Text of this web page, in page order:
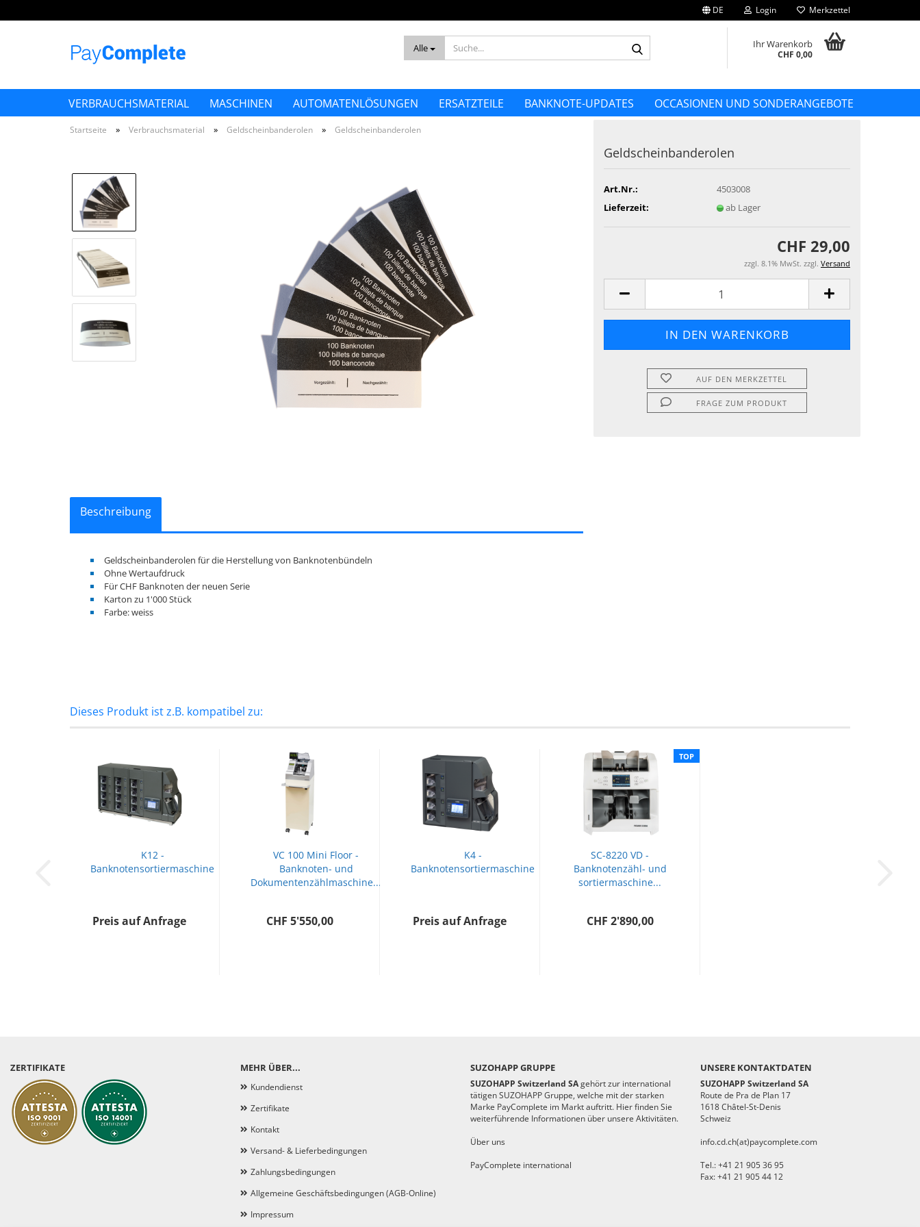
DE Login Merkzettel
Alle Ihr Warenkorb
CHF 0,00
VERBRAUCHSMATERIAL MASCHINEN AUTOMATENLÖSUNGEN ERSATZTEILE BANKNOTE-UPDATES OCCASIONEN UND SONDERANGEBOTE
Startseite » Verbrauchsmaterial » Geldscheinbanderolen » Geldscheinbanderolen
Geldscheinbanderolen
Art.Nr.:
4503008
Lieferzeit:
ab Lager
CHF 29,00
zzgl. 8.1% MwSt. zzgl. Versand
AUF DEN MERKZETTEL
FRAGE ZUM PRODUKT
Beschreibung
Geldscheinbanderolen für die Herstellung von Banknotenbündeln
Ohne Wertaufdruck
Für CHF Banknoten der neuen Serie
Karton zu 1'000 Stück
Farbe: weiss
Dieses Produkt ist z.B. kompatibel zu:
K12 -
Banknotensortiermaschine
Preis auf Anfrage
VC 100 Mini Floor -
Banknoten- und
Dokumentenzählmaschine...
CHF 5'550,00
K4 -
Banknotensortiermaschine
Preis auf Anfrage
TOP
SC-8220 VD -
Banknotenzähl- und
sortiermaschine...
CHF 2'890,00
MEHR ÜBER...
Kundendienst
Zertifikate
Kontakt
Versand- & Lieferbedingungen
Zahlungsbedingungen
Allgemeine Geschäftsbedingungen (AGB-Online)
Impressum
SUZOHAPP GRUPPE
SUZOHAPP Switzerland SAgehört zur international
tätigen SUZOHAPP Gruppe, welche mit der starken
Marke PayComplete im Markt auftritt. Hier finden Sie
weiterführende Informationen über unsere Aktivitäten.
Über uns
PayComplete international
UNSERE KONTAKTDATEN
SUZOHAPP Switzerland SA
Route de Pra de Plan 17
1618 Châtel-St-Denis
Schweiz
info.cd.ch(at)paycomplete.com
Tel.: +41 21 905 36 95
Fax: +41 21 905 44 12
ZERTIFIKATE